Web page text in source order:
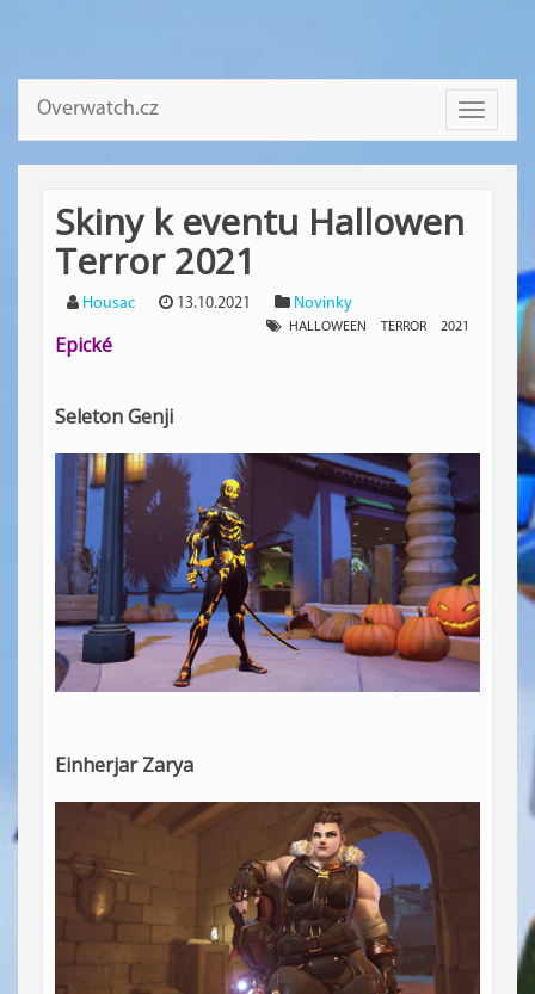
Toggle
Overwatch.cz
Skiny k eventu Hallowen
Terror 2021
Housac 13.10.2021 Novinky
HALLOWEEN TERROR 2021
Epické
Seleton Genji
Einherjar Zarya